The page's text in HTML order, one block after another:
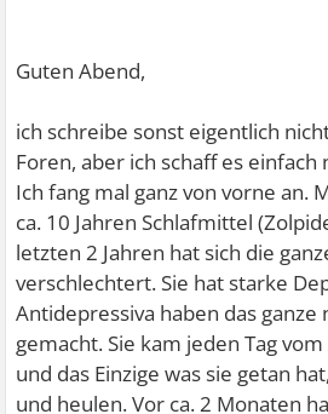
Guten Abend,
ich schreibe sonst eigentlich
Foren, aber ich schaff es einfach
Ich fang mal ganz von vorne an.
ca. 10 Jahren Schlafmittel
letzten 2 Jahren hat sich die
verschlechtert. Sie hat starke
Antidepressiva haben das
gemacht. Sie kam jeden Tag
und das Einzige was sie getan
und heulen. Vor ca. 2 Monaten